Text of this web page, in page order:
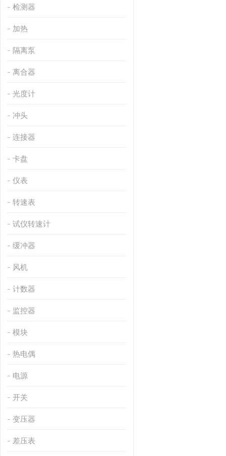
检测器
加热
隔离泵
离合器
光度计
冲头
连接器
卡盘
仪表
转速表
试仪转速计
缓冲器
风机
计数器
监控器
模块
热电偶
电源
开关
变压器
差压表